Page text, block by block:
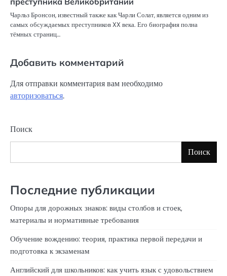
Чарльз Бронсон, известный также как Чарли Солат, является одним из
самых обсуждаемых преступников XX века. Его биография полна
тёмных страниц…
Добавить комментарий
Для отправки комментария вам необходимо
авторизоваться.
Поиск
Поиск
Последние публикации
Опоры для дорожных знаков: виды столбов и стоек,
материалы и нормативные требования
Обучение вождению: теория, практика первой передачи и
подготовка к экзаменам
Английский для школьников: как учить язык с удовольствием